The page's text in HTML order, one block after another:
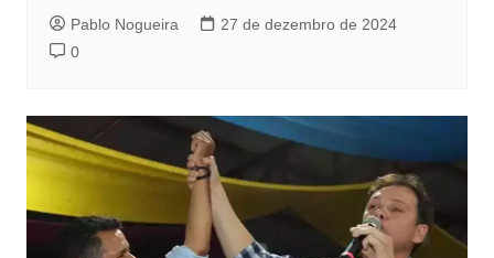
Pablo Nogueira
27 de dezembro de 2024
0